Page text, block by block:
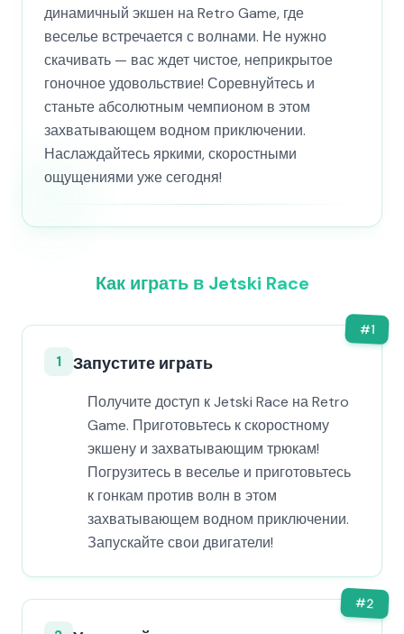
динамичный экшен на Retro Game, где
веселье встречается с волнами. Не нужно
скачивать — вас ждет чистое, неприкрытое
гоночное удовольствие! Соревнуйтесь и
станьте абсолютным чемпионом в этом
захватывающем водном приключении.
Наслаждайтесь яркими, скоростными
ощущениями уже сегодня!
Как играть в Jetski Race
#1
1 Запустите играть
Получите доступ к Jetski Race на Retro
Game. Приготовьтесь к скоростному
экшену и захватывающим трюкам!
Погрузитесь в веселье и приготовьтесь
к гонкам против волн в этом
захватывающем водном приключении.
Запускайте свои двигатели!
#2